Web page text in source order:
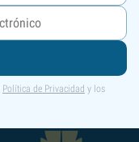
Política de Privacidad y los